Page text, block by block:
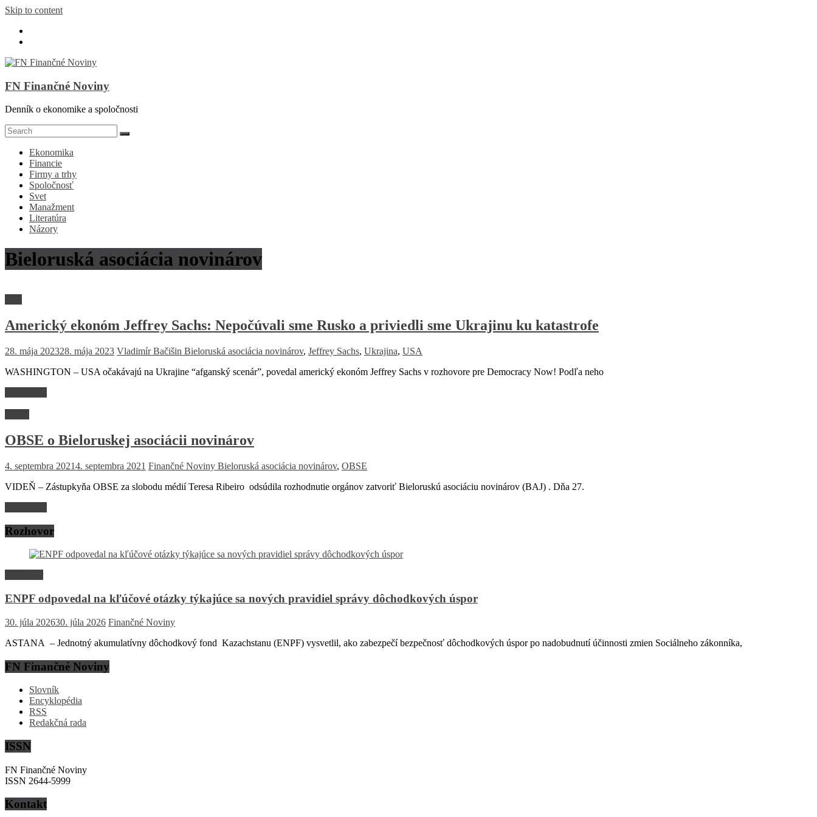
Skip to content
FN Finančné Noviny
Denník o ekonomike a spoločnosti
Ekonomika
Financie
Firmy a trhy
Spoločnosť
Svet
Manažment
Literatúra
Názory
Bieloruská asociácia novinárov
Americký ekonóm Jeffrey Sachs: Nepočúvali sme Rusko a priviedli sme Ukrajinu ku katastrofe
28. mája 202328. mája 2023 Vladimír Bačišin Bieloruská asociácia novinárov, Jeffrey Sachs, Ukrajina, USA
WASHINGTON – USA očakávajú na Ukrajine “afganský scenár”, povedal americký ekonóm Jeffrey Sachs v rozhovore pre Democracy Now! Podľa neho
OBSE o Bieloruskej asociácii novinárov
4. septembra 20214. septembra 2021 Finančné Noviny Bieloruská asociácia novinárov, OBSE
VIDEŇ – Zástupkyňa OBSE za slobodu médií Teresa Ribeiro odsúdila rozhodnutie orgánov zatvoriť Bieloruskú asociáciu novinárov (BAJ) . Dňa 27.
Rozhovor
ENPF odpovedal na kľúčové otázky týkajúce sa nových pravidiel správy dôchodkových úspor
30. júla 202630. júla 2026 Finančné Noviny
ASTANA – Jednotný akumulatívny dôchodkový fond Kazachstanu (ENPF) vysvetlil, ako zabezpečí bezpečnosť dôchodkových úspor po nadobudnutí účinnosti zmien Sociálneho zákonníka,
FN Finančné Noviny
Slovník
Encyklopédia
RSS
Redakčná rada
ISSN
FN Finančné Noviny
ISSN 2644-5999
Kontakt